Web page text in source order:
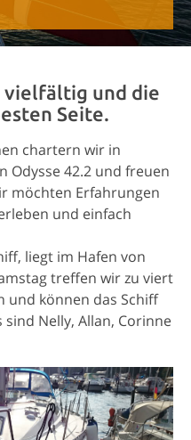
vielfältig und die
Seite.
chartern wir in
Odysse 42.2 und freuen
möchten Erfahrungen
und einfach
liegt im Hafen von
treffen wir zu viert
und können das Schiff
Nelly, Allan, Corinne